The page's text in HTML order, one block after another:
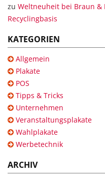
zu Weltneuheit bei Braun
Recyclingbasis
KATEGORIEN
Allgemein
Plakate
POS
Tipps & Tricks
Unternehmen
Veranstaltungsplakate
Wahlplakate
Werbetechnik
ARCHIV